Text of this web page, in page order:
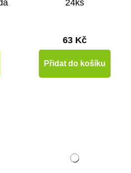
24ks
63 Kč
Přidat do košíku